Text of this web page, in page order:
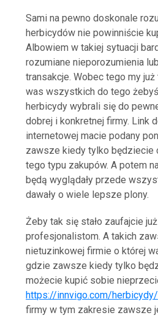
Sami na pewno doskonale
herbicydów nie powinniście
Albowiem w takiej sytuacji
rozumiane nieporozumienia
transakcje. Wobec tego my
was wszystkich do tego
herbicydy wybrali się do
dobrej i konkretnej firmy. Link
internetowej macie podany
zawsze kiedy tylko będziecie
tego typu zakupów. A potem
będą wyglądały przede
dawały o wiele lepsze plony.
Żeby tak się stało zaufajcie
profesjonalistom. A takich
nietuzinkowej firmie o której
gdzie zawsze kiedy tylko
możecie kupić sobie
https://innvigo.com/herbicydy/
firmy w tym zakresie zawsze